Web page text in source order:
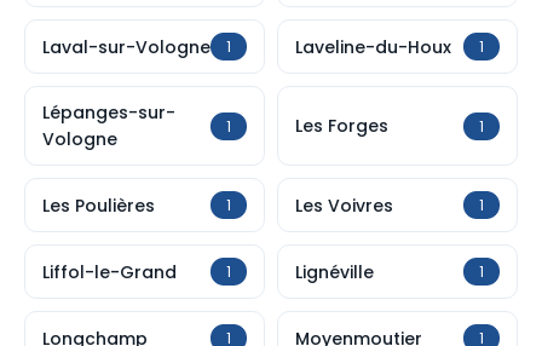
Laval-sur-Vologne 1 Laveline-du-Houx 1
Lépanges-sur-
Vologne
1 Les Forges 1
Les Poulières 1 Les Voivres 1
Liffol-le-Grand 1 Lignéville 1
Longchamp 1 Moyenmoutier 1